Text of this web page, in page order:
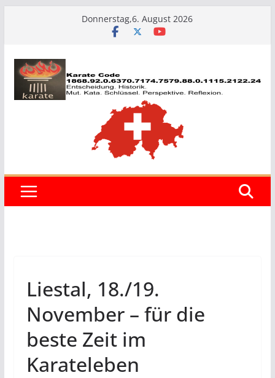
Donnerstag,6. August 2026
Liestal, 18./19.
November – für die
beste Zeit im
Karateleben